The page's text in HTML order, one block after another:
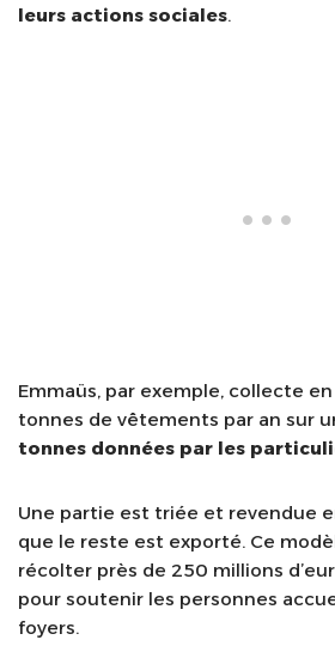
leurs actions sociales.
Emmaüs, par exemple, collecte
tonnes de vêtements par an sur
tonnes données par les
Une partie est triée et revendue
que le reste est exporté. Ce
récolter près de 250 millions
pour soutenir les personnes
foyers.